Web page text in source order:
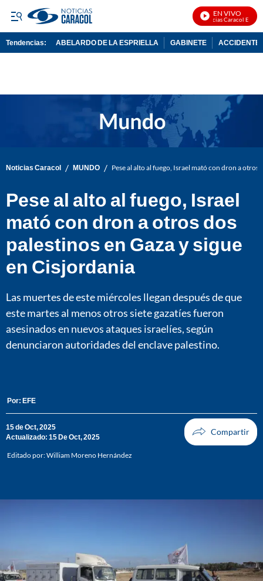
EN VIVO
Noticias Caracol En Vivo
Tendencias: ABELARDO DE LA ESPRIELLA GABINETE ACCIDENTE
Noticias Caracol / MUNDO / Pese al alto al fuego, Israel mató con dron a otros
Pese al alto al fuego, Israel
mató con dron a otros dos
palestinos en Gaza y sigue
en Cisjordania
Las muertes de este miércoles llegan después de que
este martes al menos otros siete gazatíes fueron
asesinados en nuevos ataques israelíes, según
denunciaron autoridades del enclave palestino.
Por: EFE
15 de Oct, 2025
Actualizado: 15 De Oct, 2025
Editado por:William Moreno Hernández